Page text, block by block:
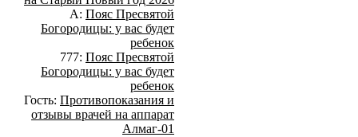
А: Пояс Пресвятой
Богородицы: у вас будет
ребенок
777: Пояс Пресвятой
Богородицы: у вас будет
ребенок
Гость: Противопоказания и
отзывы врачей на аппарат
Алмаг-01